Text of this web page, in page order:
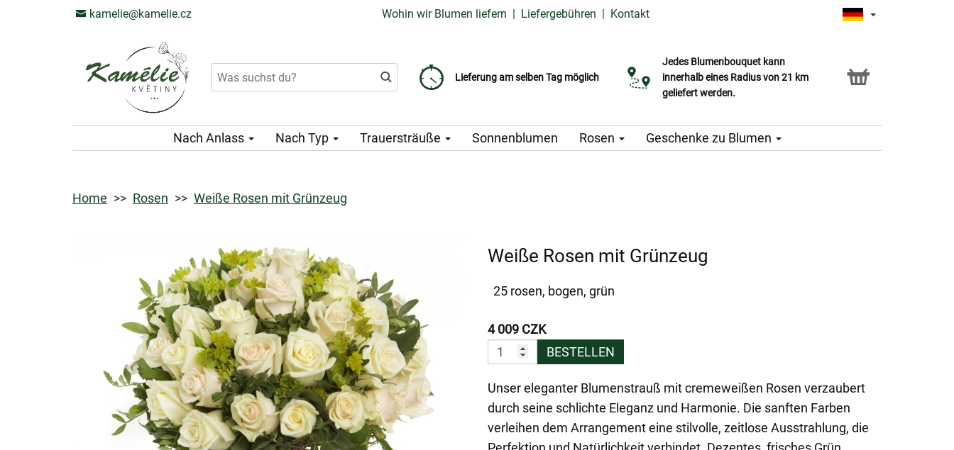
kamelie@kamelie.cz Wohin wir Blumen liefern | Liefergebühren | Kontakt
Lieferung am selben Tag möglich
Liefergebühr ab 99 CZK
Wählen Sie Ihr Lieferdatum
Jedes Blumenbouquet kann
innerhalb eines Radius von 21 km
geliefert werden.
Click & Collect Service
Nach Anlass Nach Typ Trauersträuße Sonnenblumen Rosen Geschenke zu Blumen
Home Rosen Weiße Rosen mit Grünzeug
Weiße Rosen mit Grünzeug
25 rosen, bogen, grün
4 009 CZK
BESTELLEN
Unser eleganter Blumenstrauß mit cremeweißen Rosen verzaubert
durch seine schlichte Eleganz und Harmonie. Die sanften Farben
verleihen dem Arrangement eine stilvolle, zeitlose Ausstrahlung, die